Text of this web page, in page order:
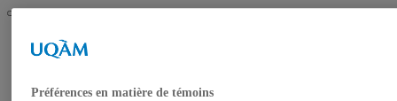
UQAM
Salle de presse
des arts et des sciences forestières présentée à l’UQAM
Préférences en matière de témoins